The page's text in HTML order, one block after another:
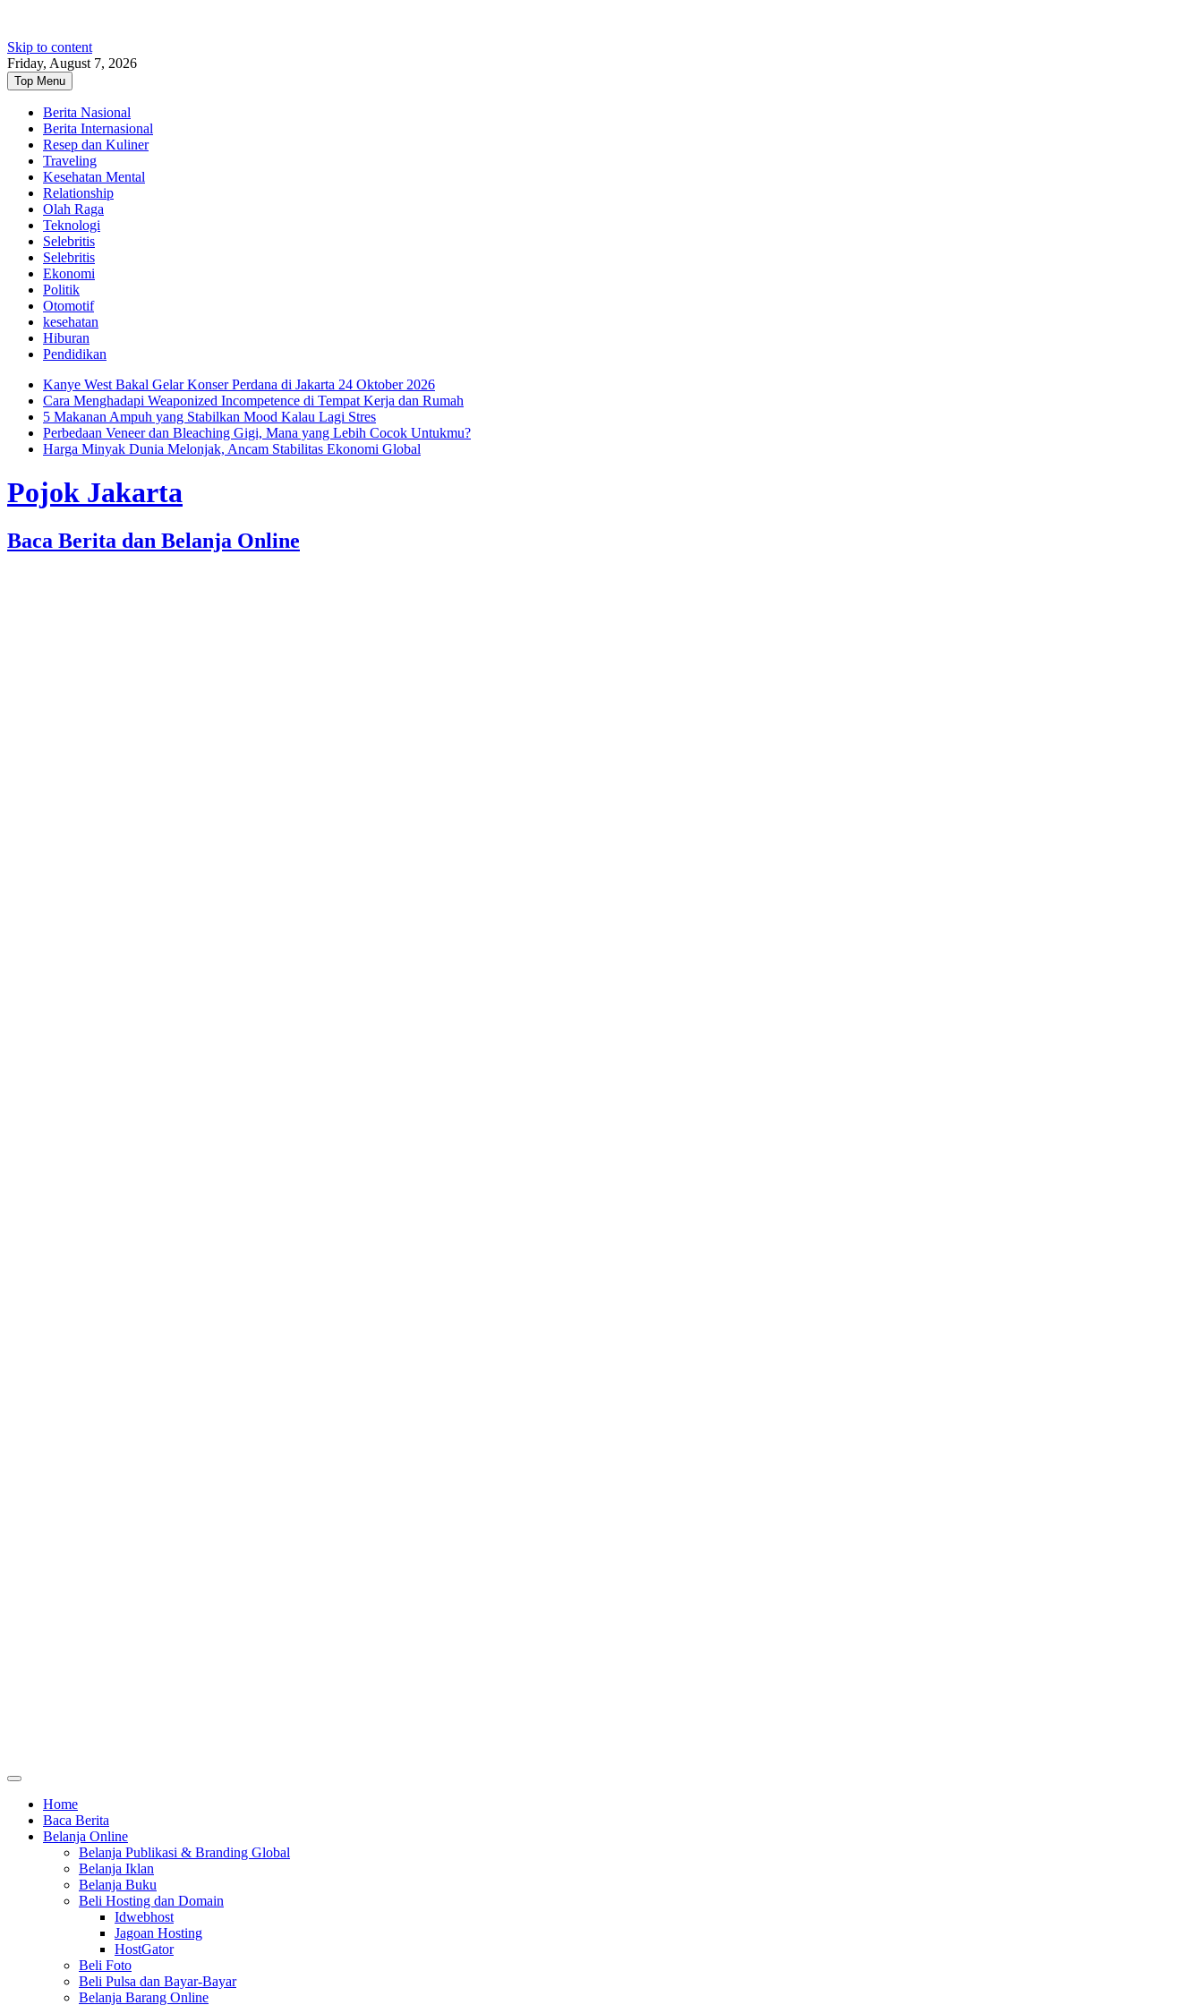
Skip to content
Friday, August 7, 2026
Top Menu
Berita Nasional
Berita Internasional
Resep dan Kuliner
Traveling
Kesehatan Mental
Relationship
Olah Raga
Teknologi
Selebritis
Selebritis
Ekonomi
Politik
Otomotif
kesehatan
Hiburan
Pendidikan
Kanye West Bakal Gelar Konser Perdana di Jakarta 24 Oktober 2026
Cara Menghadapi Weaponized Incompetence di Tempat Kerja dan Rumah
5 Makanan Ampuh yang Stabilkan Mood Kalau Lagi Stres
Perbedaan Veneer dan Bleaching Gigi, Mana yang Lebih Cocok Untukmu?
Harga Minyak Dunia Melonjak, Ancam Stabilitas Ekonomi Global
Pojok Jakarta
Baca Berita dan Belanja Online
Home
Baca Berita
Belanja Online
Belanja Publikasi & Branding Global
Belanja Iklan
Belanja Buku
Beli Hosting dan Domain
Idwebhost
Jagoan Hosting
HostGator
Beli Foto
Beli Pulsa dan Bayar-Bayar
Belanja Barang Online